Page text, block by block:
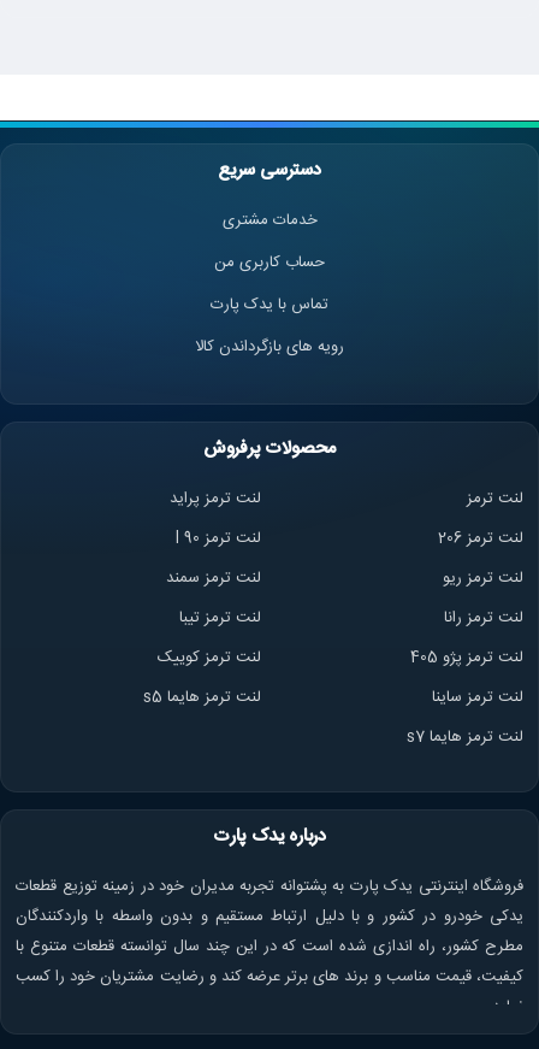
دسترسی سریع
خدمات مشتری
حساب کاربری من
تماس با یدک پارت
رویه های بازگرداندن کالا
محصولات پرفروش
لنت ترمز
لنت ترمز پراید
لنت ترمز 206
لنت ترمز l 90
لنت ترمز ریو
لنت ترمز سمند
لنت ترمز رانا
لنت ترمز تیبا
لنت ترمز پژو 405
لنت ترمز کوییک
لنت ترمز ساینا
لنت ترمز هایما s5
لنت ترمز هایما s7
درباره یدک پارت
فروشگاه اینترنتی یدک پارت به پشتوانه تجربه مدیران خود در زمینه توزیع قطعات
یدکی خودرو در کشور و با دلیل ارتباط مستقیم و بدون واسطه با واردکنندگان
مطرح کشور، راه اندازی شده است که در این چند سال توانسته قطعات متنوع با
کیفیت، قیمت مناسب و برند های برتر عرضه کند و رضایت مشتریان خود را کسب
نماید.